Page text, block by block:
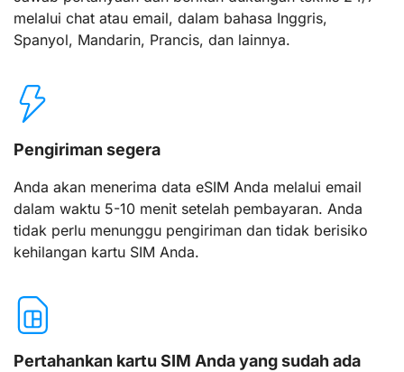
melalui chat atau email, dalam bahasa Inggris,
Spanyol, Mandarin, Prancis, dan lainnya.
Pengiriman segera
Anda akan menerima data eSIM Anda melalui email
dalam waktu 5-10 menit setelah pembayaran. Anda
tidak perlu menunggu pengiriman dan tidak berisiko
kehilangan kartu SIM Anda.
Pertahankan kartu SIM Anda yang sudah ada